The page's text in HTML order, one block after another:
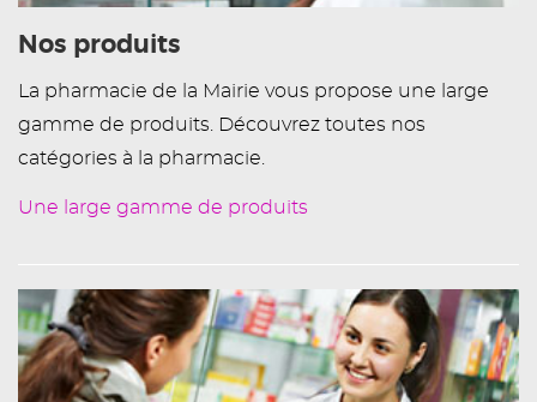
Nos produits
La pharmacie de la Mairie vous propose une large
gamme de produits. Découvrez toutes nos
catégories à la pharmacie.
Une large gamme de produits